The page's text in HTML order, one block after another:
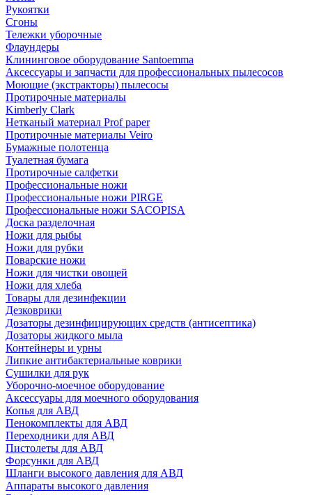
Рукоятки
Сгоны
Тележки уборочные
Флаундеры
Клининговое оборудование Santoemma
Аксессуары и запчасти для профессиональных пылесосов
Моющие (экстракторы) пылесосы
Протирочные материалы
Kimberly Clark
Нетканый материал Prof paper
Протирочные материалы Veiro
Бумажные полотенца
Туалетная бумага
Протирочные салфетки
Профессиональные ножи
Профессиональные ножи PIRGE
Профессиональные ножи SACOPISA
Доска разделочная
Ножи для рыбы
Ножи для рубки
Поварские ножи
Ножи для чистки овощей
Ножи для хлеба
Товары для дезинфекции
Дезковрики
Дозаторы дезинфицирующих средств (антисептика)
Дозаторы жидкого мыла
Контейнеры и урны
Липкие антибактериальные коврики
Сушилки для рук
Уборочно-моечное оборудование
Аксессуары для моечного оборудования
Копья для АВД
Пенокомплекты для АВД
Переходники для АВД
Пистолеты для АВД
Форсунки для АВД
Шланги высокого давления для АВД
Аппараты высокого давления